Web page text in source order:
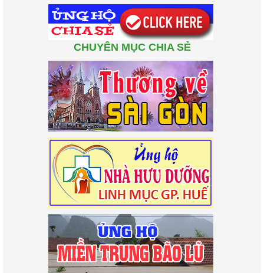
CHUYÊN MỤC CHIA SẺ